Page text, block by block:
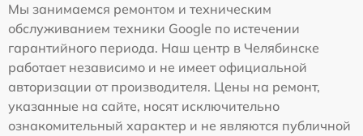
Мы занимаемся ремонтом и техническим
обслуживанием техники Google по истечении
гарантийного периода. Наш центр в Челябинске
работает независимо и не имеет официальной
авторизации от производителя. Цены на ремонт,
указанные на сайте, носят исключительно
ознакомительный характер и не являются публичной